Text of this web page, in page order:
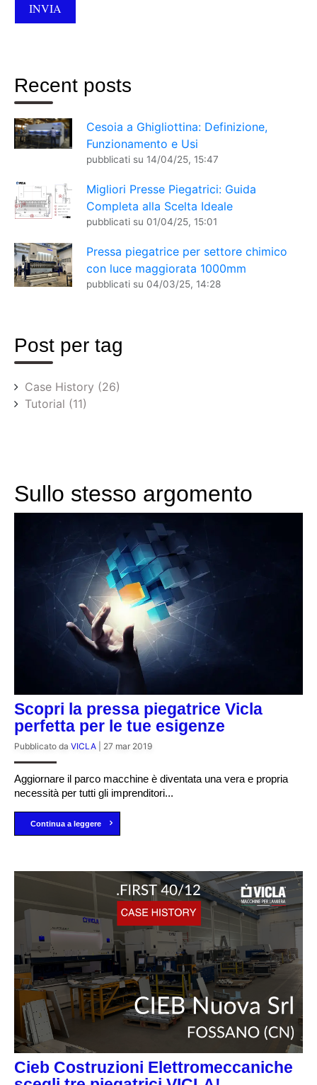
Recent posts
Cesoia a Ghigliottina: Definizione,
Funzionamento e Usi
pubblicati su 14/04/25, 15:47
Migliori Presse Piegatrici: Guida
Completa alla Scelta Ideale
pubblicati su 01/04/25, 15:01
Pressa piegatrice per settore chimico
con luce maggiorata 1000mm
pubblicati su 04/03/25, 14:28
Post per tag
Case History (26)
Tutorial (11)
Sullo stesso argomento
Scopri la pressa piegatrice Vicla
perfetta per le tue esigenze
Pubblicato da VICLA 27 mar 2019
Aggiornare il parco macchine è diventata una vera e propria
necessità per tutti gli imprenditori...
Continua a leggere
Cieb Costruzioni Elettromeccaniche